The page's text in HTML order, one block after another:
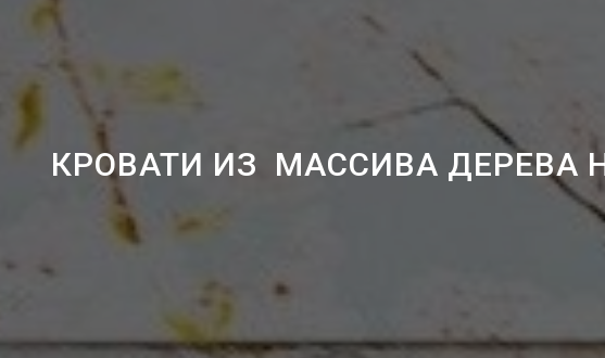
КРОВАТИ ИЗ МАССИВА ДЕРЕВА